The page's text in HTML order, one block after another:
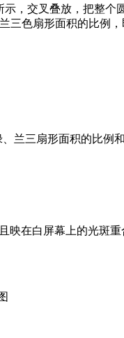
，交叉叠放，把整
色扇形面积的比例
兰三扇形面积的比例
在白屏幕上的光斑